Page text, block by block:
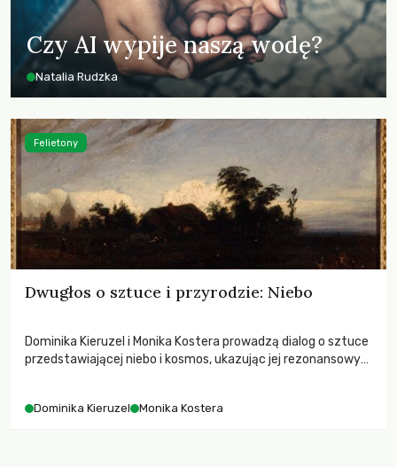
Czy AI wypije naszą wodę?
Natalia Rudzka
Dwugłos o sztuce i przyrodzie: Niebo
Dominika Kieruzel i Monika Kostera prowadzą dialog o sztuce
przedstawiającej niebo i kosmos, ukazując jej rezonansowy
Dominika Kieruzel Monika Kostera
Felietony